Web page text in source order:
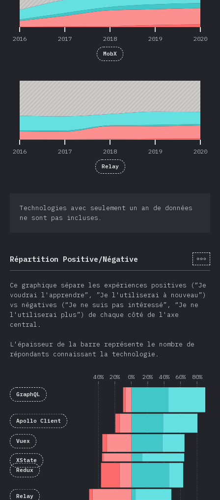
2016 2017 2018 2019 2020
MobX
2016 2017 2018 2019 2020
Relay
Technologies avec seulement un an de données
ne sont pas incluses.
Répartition Positive/Négative [fr-
Ce graphique sépare les expériences positives (“Je
voudrai l'apprendre”, ”Je l'utiliserai à nouveau”)
vs négatives (“Je ne suis pas intéressé”, “Je ne
l'utiliserai plus”) de chaque côté de l'axe
central.
L'épaisseur de la barre représente le nombre de
répondants connaissant la technologie.
40% 20% 0% 20% 40% 60% 80%
GraphQL
Apollo Client
Vuex
XState
Redux
Relay